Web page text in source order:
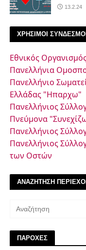
13.2.24
ΧΡΗΣΙΜΟΙ ΣΥΝΔΕΣΜΟΙ
Εθνικός
Πανελλήνια
Πανελλήνιο
Ελλάδας "Ηπαρχω"
Πανελλήνιος
Πνεύμονα
Πανελλήνιος
Πανελλήνιος
των Οστών
ΑΝΑΖΗΤΗΣΗ
ΠΑΡΟΧΕΣ